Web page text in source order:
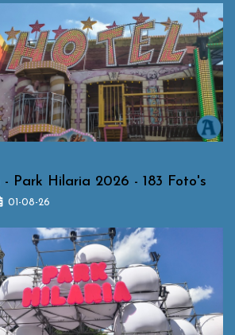
- Park Hilaria 2026 - 183 Foto's
01-08-26